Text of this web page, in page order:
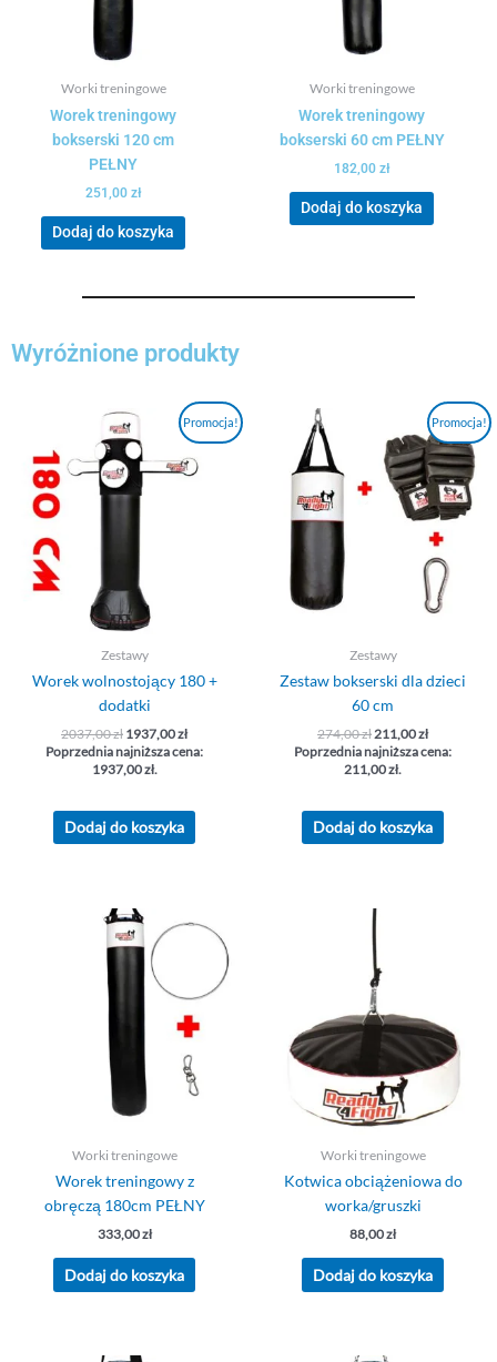
Worki treningowe
Worek treningowy
bokserski 120 cm
PEŁNY
251,00 zł
Dodaj do koszyka
Worki treningowe
Worek treningowy
bokserski 60 cm PEŁNY
182,00 zł
Dodaj do koszyka
Wyróżnione produkty
Promocja!
Zestawy
Worek wolnostojący 180 +
dodatki
2037,00zł
Pierwotna
cena
wynosiła:
2037,00 zł.
1937,00zł
Aktualna
cena
1937,00 zł.
Poprzednia najniższa cena:
1937,00zł.
Dodaj do koszyka
Promocja!
Zestawy
Zestaw bokserski dla dzieci
60 cm
274,00zł
Pierwotna
wynosiła:
274,00 zł.
211,00zł
Aktualna
cena
wynosi:
211,00 zł.
Poprzednia najniższa cena:
211,00zł.
Dodaj do koszyka
Worki treningowe
Worek treningowy z
obręczą 180cm PEŁNY
333,00zł
Dodaj do koszyka
Worki treningowe
Kotwica obciążeniowa do
worka/gruszki
88,00zł
Dodaj do koszyka